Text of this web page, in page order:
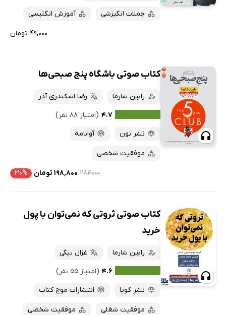
جملات انگیزشی آموزش انگلیسی
۴۹,۰۰۰ تومان
کتاب صوتی باشگاه پنج صبحی‌ها
رابین شارما
رضا اسکندری آذر
۴.۷ (امتیاز ۸۸ نفر)
نشر نون
آوانامه
موفقیت شخصی
۲۸۴۰۰۰ ۱۹۸,۸۰۰ تومان ۳۰%
کتاب صوتی ثروتی که نمی‌توان با پول
خرید
رابین شارما
غزال بیگی
۴.۶ (امتیاز ۵۵ نفر)
نشر گویا
انتشارات موج کتاب
موفقیت شغلی موفقیت شخصی